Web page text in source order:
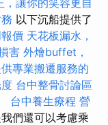
，讓你的笑容更自
以下沉船提供了
價 天花板漏水，
害 外燴buffet，
專業搬遷服務的
台中整骨討論區
台中養生療程 營
們還可以考慮乘